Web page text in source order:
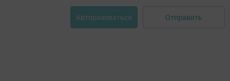
Авторизоваться Отправить